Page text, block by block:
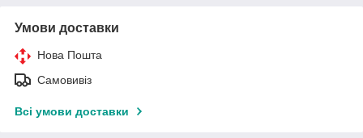
Умови доставки
Нова Пошта
Самовивіз
Всі умови доставки